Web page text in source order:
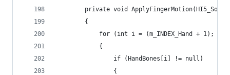
private void
        {
for (int i = (m_INDEX_Hand + 1); i
            {
                if (HandBones[i] != null)
                {